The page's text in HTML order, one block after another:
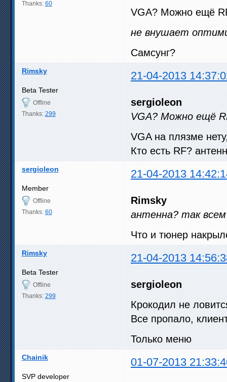
Thanks: 60
VGA? Можно ещё
не внушает
Самсунг?
Rimsky 21-04-2013
Beta Tester
Offline
Thanks: 299
sergioleon
VGA? Можно ещё
VGA на плязме
Кто есть RF?
sergioleon 21-04-2013
Member
Offline
Thanks: 60
Rimsky
антенна? так
Что и тюнер
Rimsky 21-04-2013
Beta Tester
Offline
Thanks: 299
sergioleon
Крокодил не
Все пропало,
Только меню
Chainik 01-07-2013
SVP developer